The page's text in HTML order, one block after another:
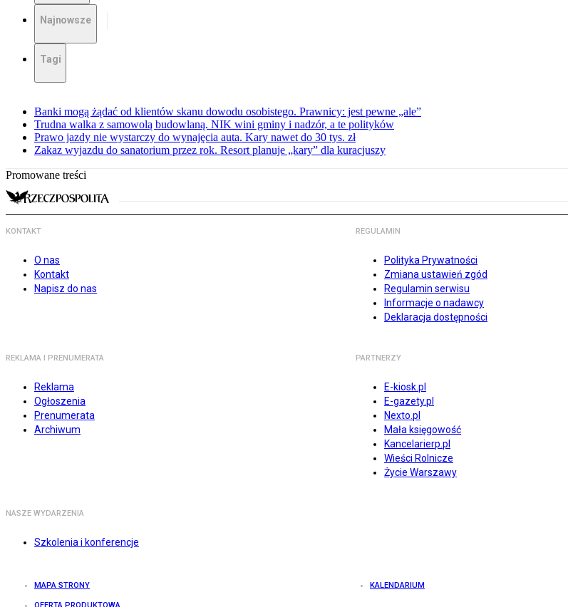
Najnowsze
Tagi
Banki mogą żądać od klientów skanu dowodu osobistego. Prawnicy: jest pewne „ale”
Trudna walka z samowolą budowlaną. NIK wini gminy i nadzór, a te polityków
Prawo jazdy nie wystarczy do wynajęcia auta. Kary nawet do 30 tys. zł
Zakaz wyjazdu do sanatorium przez rok. Resort planuje „kary” dla kuracjuszy
Promowane treści
KONTAKT
O nas
Kontakt
Napisz do nas
REGULAMIN
Polityka Prywatności
Zmiana ustawień zgód
Regulamin serwisu
Informacje o nadawcy
Deklaracja dostępności
REKLAMA I PRENUMERATA
Reklama
Ogłoszenia
Prenumerata
Archiwum
PARTNERZY
E-kiosk.pl
E-gazety.pl
Nexto.pl
Mała księgowość
Kancelarierp.pl
Wieści Rolnicze
Życie Warszawy
NASZE WYDARZENIA
Szkolenia i konferencje
MAPA STRONY KALENDARIUM